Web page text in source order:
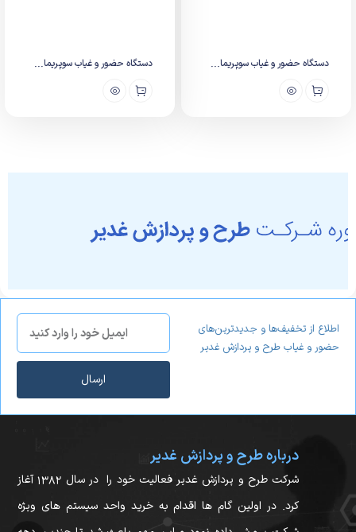
دستگاه حضور و غیاب سوپریما... دستگاه حضور و غیاب سوپریما...
اطلاع از تخفیف‌ها و جدیدترین‌های
حضور و غیاب طرح و پردازش غدیر
ارسال
درباره طرح و پردازش غدیر
شرکت طرح و پردازش غدیر فعالیت خود را در سال ۱۳۸۲ آغاز
کرد. در اولین گام ها اقدام به خرید واحد سیستم های ویژه